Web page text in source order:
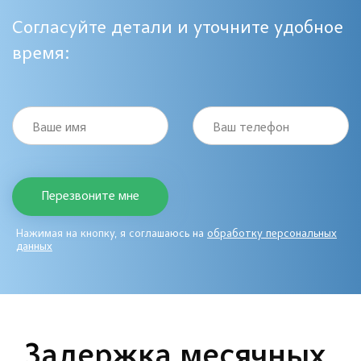
Согласуйте детали и уточните удобное
время:
Ваше имя Ваш телефон
Нажимая на кнопку, я соглашаюсь на обработку персональных
данных